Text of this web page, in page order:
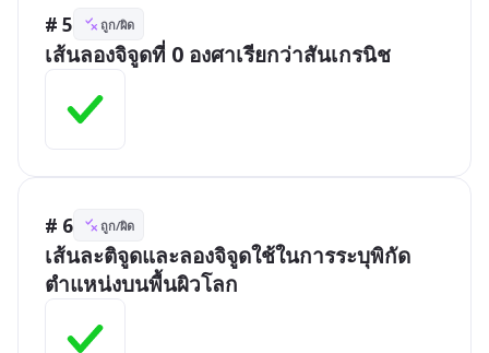
# 5 ถูก/ผิด
เส้นลองจิจูดที่ 0 องศาเรียกว่าสันเกรนิช
# 6 ถูก/ผิด
เส้นละติจูดและลองจิจูดใช้ในการระบุพิกัด
ตำแหน่งบนพื้นผิวโลก